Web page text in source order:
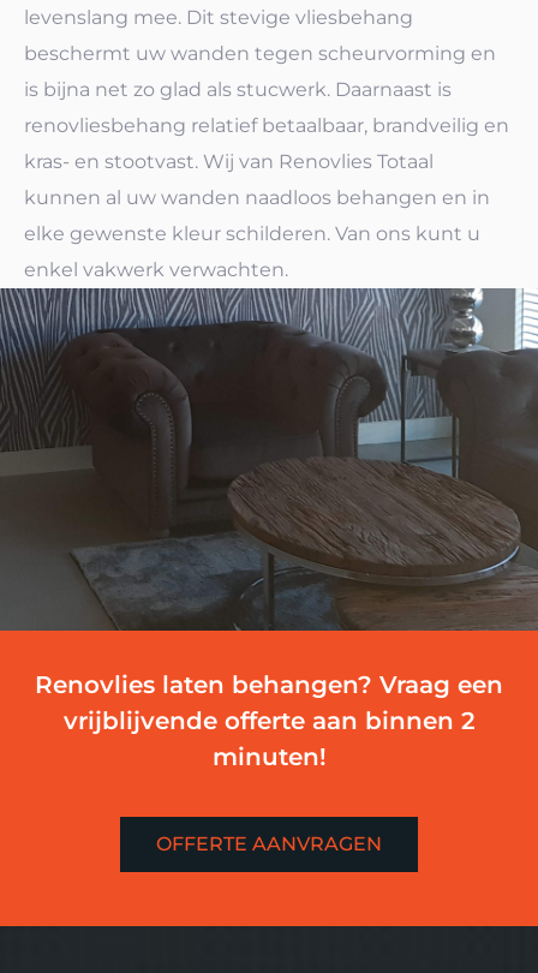
levenslang mee. Dit stevige vliesbehang
beschermt uw wanden tegen scheurvorming en
is bijna net zo glad als stucwerk. Daarnaast is
renovliesbehang relatief betaalbaar, brandveilig en
kras- en stootvast. Wij van Renovlies Totaal
kunnen al uw wanden naadloos behangen en in
elke gewenste kleur schilderen. Van ons kunt u
enkel vakwerk verwachten.
Renovlies laten behangen? Vraag een
vrijblijvende offerte aan binnen 2
minuten!
OFFERTE AANVRAGEN